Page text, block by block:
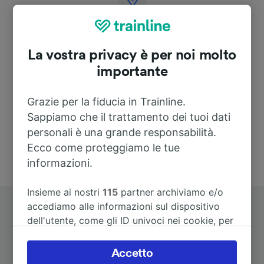
Indirizzo
Am Bahnhof 1
35305 Grünberg
Deutschland
La vostra privacy è per noi molto
importante
Grazie per la fiducia in Trainline.
Sappiamo che il trattamento dei tuoi dati
personali è una grande responsabilità.
Ecco come proteggiamo le tue
informazioni.
Insieme ai nostri115 partner archiviamo e/o
accediamo alle informazioni sul dispositivo
dell'utente, come gli ID univoci nei cookie, per
accettare o gestire le proprie scelte facendo
Accetto